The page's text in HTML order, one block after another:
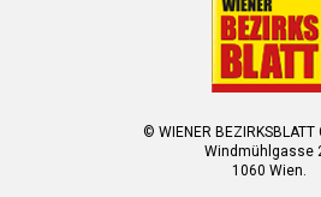
© WIENER BEZIRKSBLATT
Windmühlgasse
1060 Wien.